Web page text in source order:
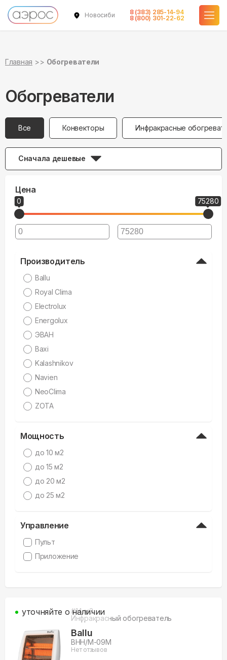
Новосибирск
8 (383) 285-14-94
8 (800) 301-22-62
Главная Обогреватели
Обогреватели
Все Конвекторы Инфракрасные
Сначала дешевые
Цена
0 75280
Производитель
Ballu
Royal Clima
Electrolux
Energolux
ЭВАН
Baxi
Kalashnikov
Navien
NeoClima
ZOTA
Мощность
до 10 м2
до 15 м2
до 20 м2
до 25 м2
Управление
Пульт
Приложение
#14м3
Инфракрасный обогреватель
Ballu
BHH/M-09M
Нет отзывов
уточняйте о наличии